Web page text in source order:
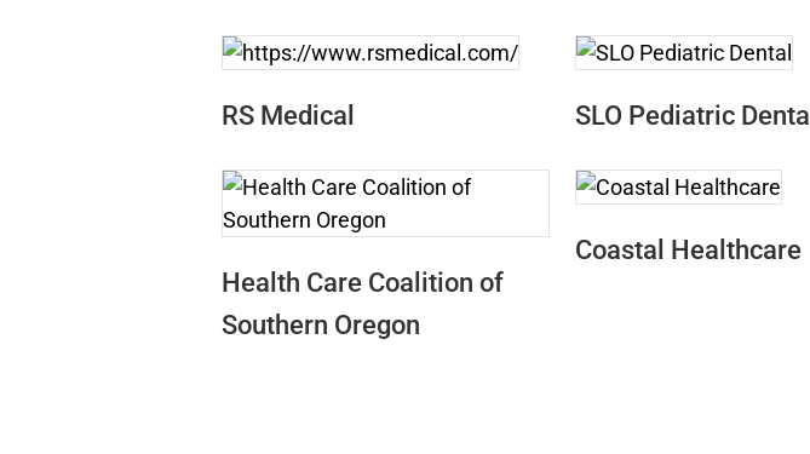
RS Medical SLO Pediatric Dental
Health Care Coalition of
Southern Oregon
Coastal Healthcare